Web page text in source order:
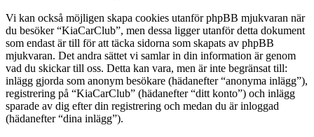
Vi kan också möjligen skapa cookies utanför phpBB mjukvaran när
du besöker “KiaCarClub”, men dessa ligger utanför detta dokument
som endast är till för att täcka sidorna som skapats av phpBB
mjukvaran. Det andra sättet vi samlar in din information är genom
vad du skickar till oss. Detta kan vara, men är inte begränsat till:
inlägg gjorda som anonym besökare (hädanefter “anonyma inlägg”),
registrering på “KiaCarClub” (hädanefter “ditt konto”) och inlägg
sparade av dig efter din registrering och medan du är inloggad
(hädanefter “dina inlägg”).